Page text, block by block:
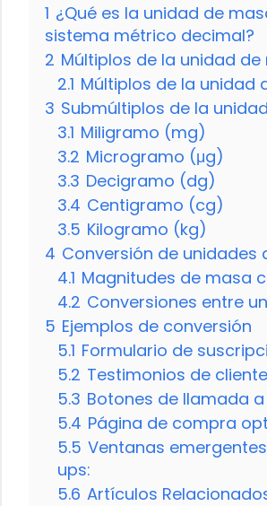
1 ¿Qué es la unidad de
sistema métrico decimal?
2 Múltiplos de la unidad de
2.1 Múltiplos de la unidad
3 Submúltiplos de la
3.1 Miligramo (mg)
3.2 Microgramo (μg)
3.3 Decigramo (dg)
3.4 Centigramo (cg)
3.5 Kilogramo (kg)
4 Conversión de unidades
4.1 Magnitudes de masa
4.2 Conversiones entre
5 Ejemplos de conversión
5.1 Formulario de
5.2 Testimonios de
5.3 Botones de llamada
5.4 Página de compra
5.5 Ventanas
ups:
5.6 Artículos